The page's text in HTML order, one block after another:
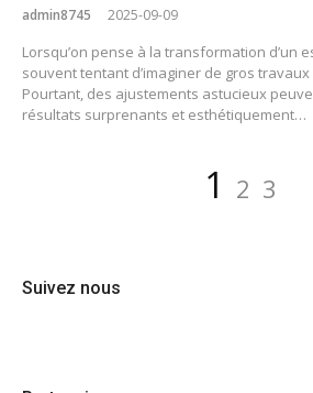
admin8745 2025-09-09
Lorsqu’on pense à la transformation d’un
souvent tentant d’imaginer de gros
Pourtant, des ajustements astucieux
résultats surprenants et esthétiquement…
Page
1 Page
2 Page
3
Suivez nous